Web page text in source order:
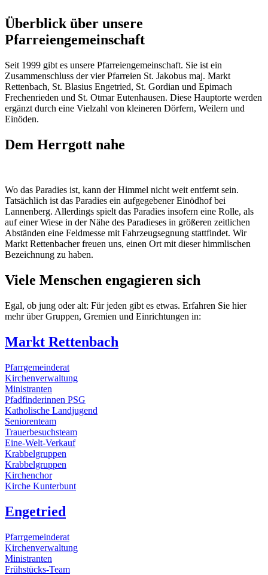
Überblick über unsere
Pfarreiengemeinschaft
Seit 1999 gibt es unsere Pfarreiengemeinschaft. Sie ist ein
Zusammenschluss der vier Pfarreien St. Jakobus maj. Markt
Rettenbach, St. Blasius Engetried, St. Gordian und Epimach
Frechenrieden und St. Otmar Eutenhausen. Diese Hauptorte werden
ergänzt durch eine Vielzahl von kleineren Dörfern, Weilern und
Einöden.
Dem Herrgott nahe
Wo das Paradies ist, kann der Himmel nicht weit entfernt sein.
Tatsächlich ist das Paradies ein aufgegebener Einödhof bei
Lannenberg. Allerdings spielt das Paradies insofern eine Rolle, als
auf einer Wiese in der Nähe des Paradieses in größeren zeitlichen
Abständen eine Feldmesse mit Fahrzeugsegnung stattfindet. Wir
Markt Rettenbacher freuen uns, einen Ort mit dieser himmlischen
Bezeichnung zu haben.
Viele Menschen engagieren sich
Egal, ob jung oder alt: Für jeden gibt es etwas. Erfahren Sie hier
mehr über Gruppen, Gremien und Einrichtungen in:
Markt Rettenbach
Pfarrgemeinderat
Kirchenverwaltung
Ministranten
Pfadfinderinnen PSG
Katholische Landjugend
Seniorenteam
Trauerbesuchsteam
Eine-Welt-Verkauf
Krabbelgruppen
Krabbelgruppen
Kirchenchor
Kirche Kunterbunt
Engetried
Pfarrgemeinderat
Kirchenverwaltung
Ministranten
Frühstücks-Team